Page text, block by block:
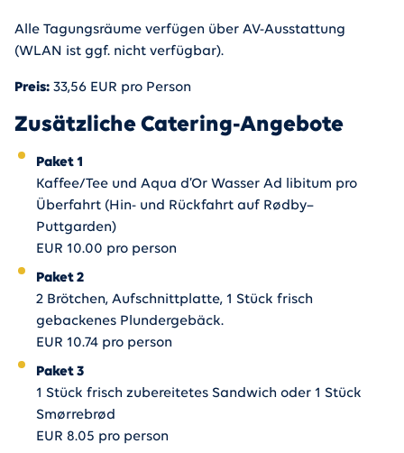
Alle Tagungsräume verfügen über AV-Ausstattung
(WLAN ist ggf. nicht verfügbar).
Preis: 33,56 EUR pro Person
Zusätzliche Catering-Angebote
Paket 1
Kaffee/Tee und Aqua d’Or Wasser Ad libitum pro
Überfahrt (Hin- und Rückfahrt auf Rødby–
Puttgarden)
EUR 10.00 pro person
Paket 2
2 Brötchen, Aufschnittplatte, 1 Stück frisch
gebackenes Plundergebäck.
EUR 10.74 pro person
Paket 3
1 Stück frisch zubereitetes Sandwich oder 1 Stück
Smørrebrød
EUR 8.05 pro person